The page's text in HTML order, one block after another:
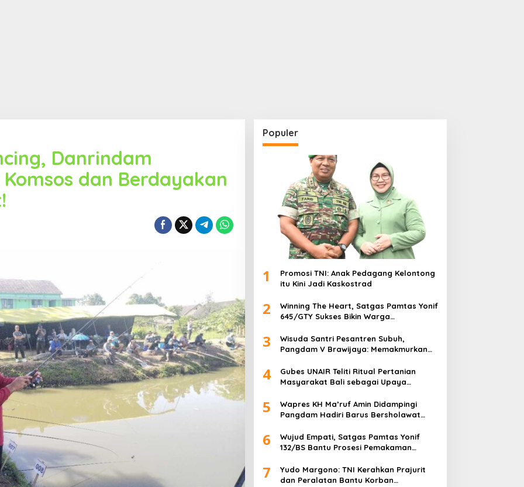
Danrindam
dan Berdayakan
Populer
1
Promosi TNI: Anak Pedagang Kelontong
itu Kini Jadi Kaskostrad
2
Winning The Heart, Satgas Pamtas Yonif
645/GTY Sukses Bikin Warga
3
Wisuda Santri Pesantren Subuh,
Pangdam V Brawijaya: Memakmurkan
4
Gubes UNAIR Teliti Ritual Pertanian
Masyarakat Bali sebagai Upaya
5
Wapres KH Ma’ruf Amin Didampingi
Pangdam Hadiri Barus Bersholawat
6
Wujud Empati, Satgas Pamtas Yonif
132/BS Bantu Prosesi Pemakaman
7
Yudo Margono: TNI Kerahkan Prajurit
dan Peralatan Bantu Korban